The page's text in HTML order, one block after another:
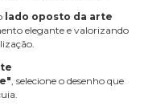
lado oposto da arte
elegante e valorizando
, selecione o desenho que